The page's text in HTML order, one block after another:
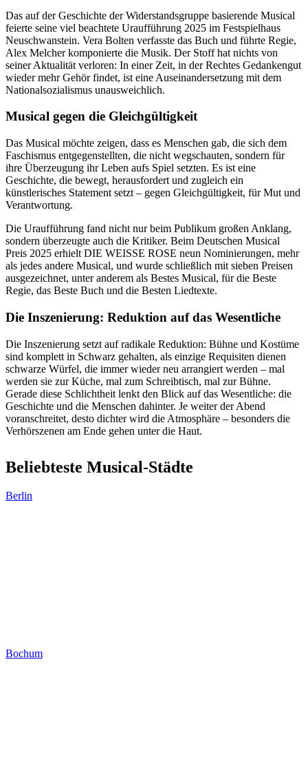
Das auf der Geschichte der Widerstandsgruppe basierende Musical
feierte seine viel beachtete Uraufführung 2025 im Festspielhaus
Neuschwanstein. Vera Bolten verfasste das Buch und führte Regie,
Alex Melcher komponierte die Musik. Der Stoff hat nichts von
seiner Aktualität verloren: In einer Zeit, in der Rechtes Gedankengut
wieder mehr Gehör findet, ist eine Auseinandersetzung mit dem
Nationalsozialismus unausweichlich.
Musical gegen die Gleichgültigkeit
Das Musical möchte zeigen, dass es Menschen gab, die sich dem
Faschismus entgegenstellten, die nicht wegschauten, sondern für
ihre Überzeugung ihr Leben aufs Spiel setzten. Es ist eine
Geschichte, die bewegt, herausfordert und zugleich ein
künstlerisches Statement setzt – gegen Gleichgültigkeit, für Mut und
Verantwortung.
Die Uraufführung fand nicht nur beim Publikum großen Anklang,
sondern überzeugte auch die Kritiker. Beim Deutschen Musical
Preis 2025 erhielt DIE WEISSE ROSE neun Nominierungen, mehr
als jedes andere Musical, und wurde schließlich mit sieben Preisen
ausgezeichnet, unter anderem als Bestes Musical, für die Beste
Regie, das Beste Buch und die Besten Liedtexte.
Die Inszenierung: Reduktion auf das Wesentliche
Die Inszenierung setzt auf radikale Reduktion: Bühne und Kostüme
sind komplett in Schwarz gehalten, als einzige Requisiten dienen
schwarze Würfel, die immer wieder neu arrangiert werden – mal
werden sie zur Küche, mal zum Schreibtisch, mal zur Bühne.
Gerade diese Schlichtheit lenkt den Blick auf das Wesentliche: die
Geschichte und die Menschen dahinter. Je weiter der Abend
voranschreitet, desto dichter wird die Atmosphäre – besonders die
Verhörszenen am Ende gehen unter die Haut.
Beliebteste Musical-Städte
Berlin
Bochum